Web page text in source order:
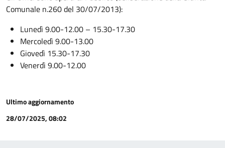
Comunale n.260 del 30/07/2013):
Lunedì 9.00-12.00 – 15.30-17.30
Mercoledì 9.00-13.00
Giovedì 15.30-17.30
Venerdì 9.00-12.00
Ultimo aggiornamento
28/07/2025, 08:02